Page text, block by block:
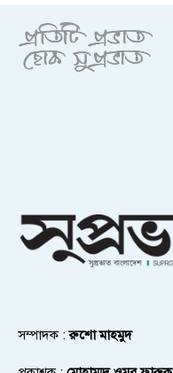
সম্পাদক :রুশো মাহমুদ